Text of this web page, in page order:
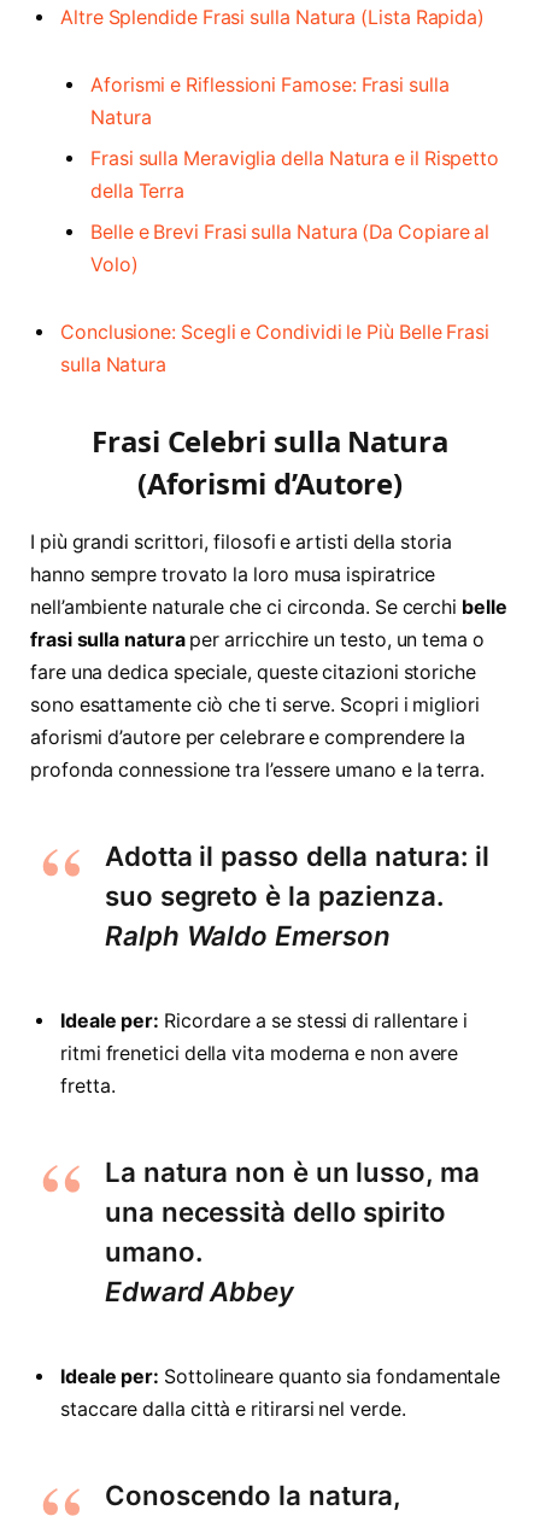
Altre Splendide Frasi sulla Natura (Lista Rapida)
Aforismi e Riflessioni Famose: Frasi sulla
Natura
Frasi sulla Meraviglia della Natura e il Rispetto
della Terra
Belle e Brevi Frasi sulla Natura (Da Copiare al
Volo)
Conclusione: Scegli e Condividi le Più Belle Frasi
sulla Natura
Frasi Celebri sulla Natura
(Aforismi d’Autore)
I più grandi scrittori, filosofi e artisti della storia
hanno sempre trovato la loro musa ispiratrice
nell’ambiente naturale che ci circonda. Se cerchi belle
frasi sulla naturaper arricchire un testo, un tema o
fare una dedica speciale, queste citazioni storiche
sono esattamente ciò che ti serve. Scopri i migliori
aforismi d’autore per celebrare e comprendere la
profonda connessione tra l’essere umano e la terra.
Adotta il passo della natura: il
suo segreto è la pazienza.
Ralph Waldo Emerson
Ideale per: Ricordare a se stessi di rallentare i
ritmi frenetici della vita moderna e non avere
fretta.
La natura non è un lusso, ma
una necessità dello spirito
umano.
Edward Abbey
Ideale per: Sottolineare quanto sia fondamentale
staccare dalla città e ritirarsi nel verde.
Conoscendo la natura,